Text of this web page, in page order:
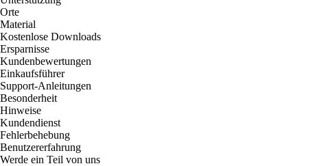
Orte
Material
Kostenlose Downloads
Ersparnisse
Kundenbewertungen
Einkaufsführer
Support-Anleitungen
Besonderheit
Hinweise
Kundendienst
Fehlerbehebung
Benutzererfahrung
Werde ein Teil von uns